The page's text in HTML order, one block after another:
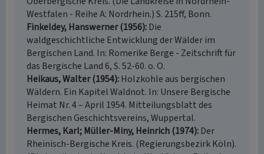
Westfalen - Reihe A: Nordrhein.) S. 215ff, Bonn.
Finkeldey, Hanswerner (1956) Die
waldgeschichtliche Entwicklung der Wälder im
Bergischen Land. In: Romerike Berge - Zeitschrift für
das Bergische Land 6, S. 52-60. o. O.
Heikaus, Walter (1954) Holzkohle aus bergischen
Wäldern. Ein Kapitel Waldnot. In: Unsere Bergische
Heimat Nr. 4 – April 1954. Mitteilungsblatt des
Bergischen Geschichtsvereins, Wuppertal.
Hermes, Karl; Müller-Miny, Heinrich (1974) Der
Rheinisch-Bergische Kreis. (Regierungsbezirk Köln).